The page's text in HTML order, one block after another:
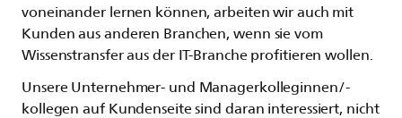
voneinander lernen können, arbeiten wir auch mit
Kunden aus anderen Branchen, wenn sie vom
Wissenstransfer aus der IT-Branche profitieren wollen.
Unsere Unternehmer- und Managerkolleginnen/-
kollegen auf Kundenseite sind daran interessiert, nicht